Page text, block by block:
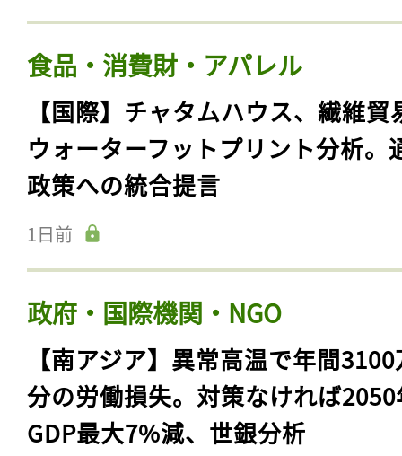
食品・消費財・アパレル
【国際】チャタムハウス、繊維貿
ウォーターフットプリント分析。
政策への統合提言
1日前
政府・国際機関・NGO
【南アジア】異常高温で年間
分の労働損失。対策なければ
GDP最大7%減、世銀分析